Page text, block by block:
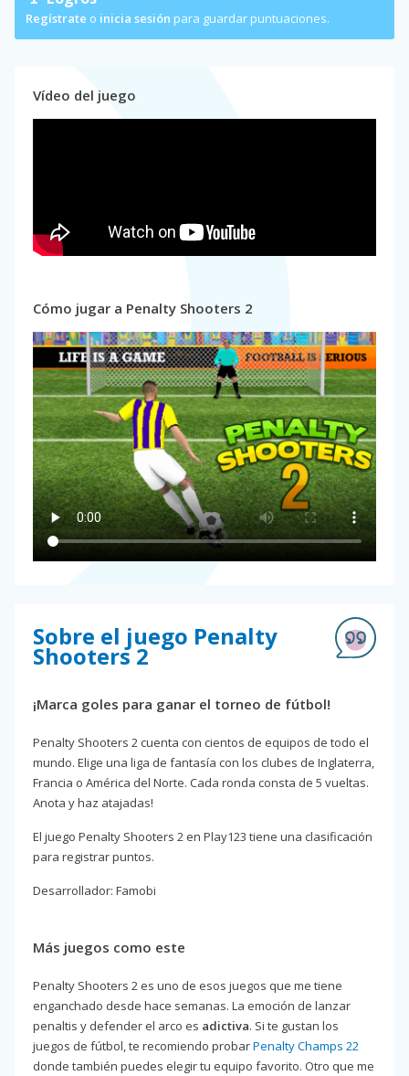
Regístrate o inicia sesión para guardar puntuaciones.
Vídeo del juego
Cómo jugar a Penalty Shooters 2
Sobre el juego Penalty
Shooters 2
¡Marca goles para ganar el torneo de fútbol!
Penalty Shooters 2 cuenta con cientos de equipos de todo el
mundo. Elige una liga de fantasía con los clubes de Inglaterra,
Francia o América del Norte. Cada ronda consta de 5 vueltas.
Anota y haz atajadas!
El juego Penalty Shooters 2 en Play123 tiene una clasificación
para registrar puntos.
Desarrollador: Famobi
Más juegos como este
Penalty Shooters 2 es uno de esos juegos que me tiene
enganchado desde hace semanas. La emoción de lanzar
penaltis y defender el arco es adictiva. Si te gustan los
juegos de fútbol, te recomiendo probarPenalty Champs 22
donde también puedes elegir tu equipo favorito. Otro que me